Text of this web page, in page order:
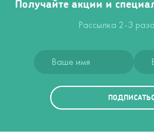
Получайте акции и
Рассылка 2-3